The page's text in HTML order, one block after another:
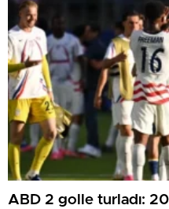
ABD 2 golle turladı: